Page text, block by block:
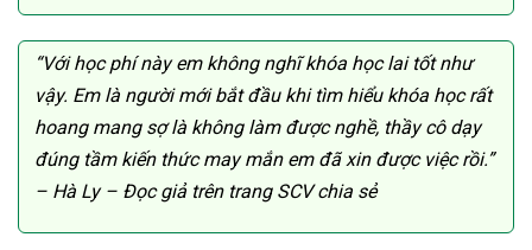
“Với học phí này em không nghĩ khóa học lai tốt như
vậy. Em là người mới bắt đầu khi tìm hiểu khóa học rất
hoang mang sợ là không làm được nghề, thầy cô dạy
đúng tầm kiến thức may mắn em đã xin được việc rồi.”
– Hà Ly – Đọc giả trên trang SCV chia sẻ